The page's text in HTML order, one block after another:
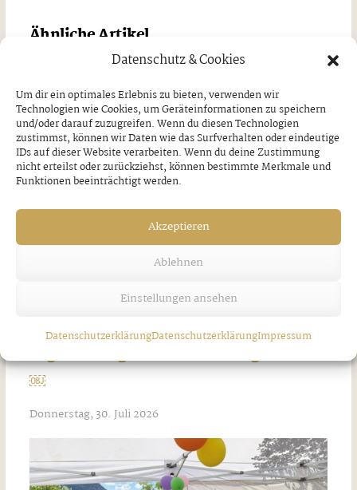
Datenschutz & Cookies
Um dir ein optimales Erlebnis zu bieten, verwenden wir
Technologien wie Cookies, um Geräteinformationen zu speichern
und/oder darauf zuzugreifen. Wenn du diesen Technologien
zustimmst, können wir Daten wie das Surfverhalten oder eindeutige
IDs auf dieser Website verarbeiten. Wenn du deine Zustimmung
nicht erteilst oder zurückziehst, können bestimmte Merkmale und
Funktionen beeinträchtigt werden.
Akzeptieren
Ablehnen
Einstellungen ansehen
DatenschutzerklärungDatenschutzerklärungImpressum
Ähnliche Artikel
￼
Donnerstag, 30. Juli 2026